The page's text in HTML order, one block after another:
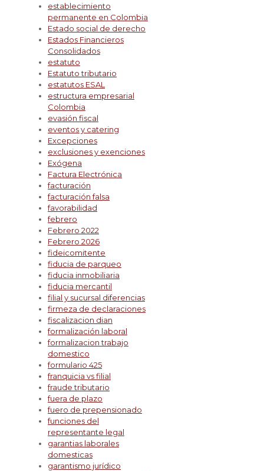
establecimiento
permanente en Colombia
Estado social de derecho
Estados Financieros
Consolidados
estatuto
Estatuto tributario
estatutos ESAL
estructura empresarial
Colombia
evasión fiscal
eventos y catering
Excepciones
exclusiones y exenciones
Exógena
Factura Electrónica
facturación
facturación falsa
favorabilidad
febrero
Febrero 2022
Febrero 2026
fideicomitente
fiducia de parqueo
fiducia inmobiliaria
fiducia mercantil
filial y sucursal diferencias
firmeza de declaraciones
fiscalizacion dian
formalización laboral
formalizacion trabajo
domestico
formulario 425
franquicia vs filial
fraude tributario
fuera de plazo
fuero de prepensionado
funciones del
representante legal
garantias laborales
domesticas
garantismo jurídico